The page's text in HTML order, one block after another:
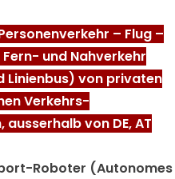
– Flug –
und Nahverkehr
Linienbus) von privaten
Verkehrs-
ausserhalb von DE, AT
Roboter (Autonomes